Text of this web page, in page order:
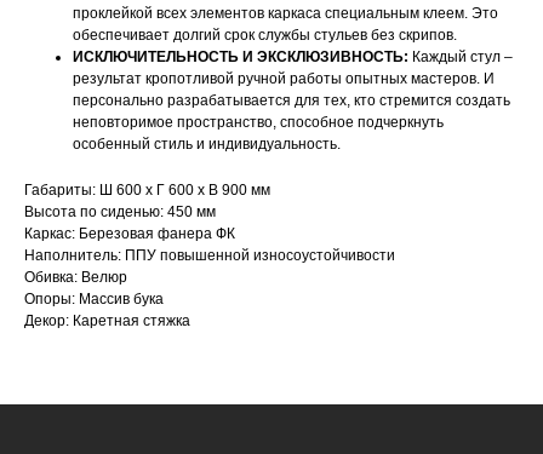
проклейкой всех элементов каркаса специальным клеем. Это
обеспечивает долгий срок службы стульев без скрипов.
ИСКЛЮЧИТЕЛЬНОСТЬ И ЭКСКЛЮЗИВНОСТЬ: Каждый стул –
результат кропотливой ручной работы опытных мастеров. И
персонально разрабатывается для тех, кто стремится создать
неповторимое пространство, способное подчеркнуть
особенный стиль и индивидуальность.
Габариты: Ш 600 х Г 600 х В 900 мм
Высота по сиденью: 450 мм
Каркас: Березовая фанера ФК
Наполнитель: ППУ повышенной износоустойчивости
Обивка: Велюр
Опоры: Массив бука
Декор: Каретная стяжка
Воспользуйтесь формой обратной связи,
чтобы связаться с нами
НАШИ МЕНЕДЖЕРЫ ГОТОВЫ
ОТВЕТИТЬ НА ЛЮБЫЕ
Оставьте данные для связи: